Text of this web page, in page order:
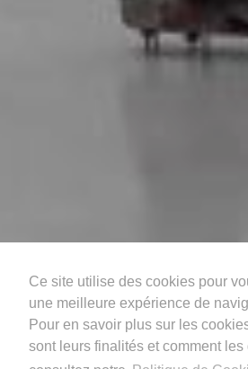
Ce site utilise des cookies pour
une meilleure expérience de
Pour en savoir plus sur les
sont leurs finalités et comment les
Vision
Service d'excellence